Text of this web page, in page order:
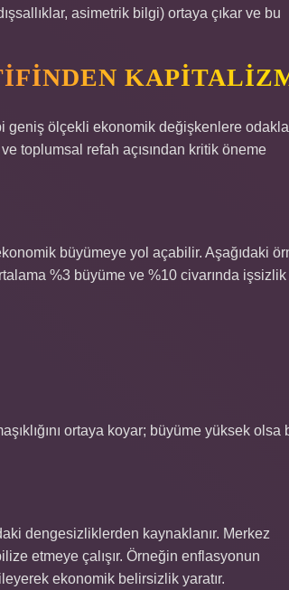
asimetrik bilgi) ortaya çıkar ve bu
ölçekli ekonomik değişkenlere
toplumsal refah açısından kritik öneme
büyümeye yol açabilir. Aşağıdaki
%3 büyüme ve %10 civarında işsizlik
ortaya koyar; büyüme yüksek olsa
dengesizliklerden kaynaklanır. Merkez
etmeye çalışır. Örneğin enflasyonun
ekonomik belirsizlik yaratır.